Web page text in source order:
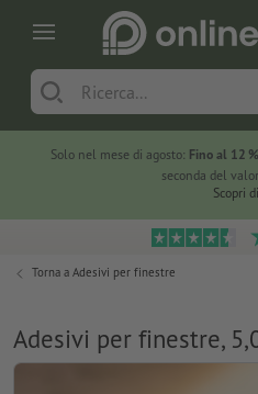
Solo nel mese di agosto: Fino al 12
seconda del
Scopri
Torna a Adesivi per finestre
Adesivi per finestre,